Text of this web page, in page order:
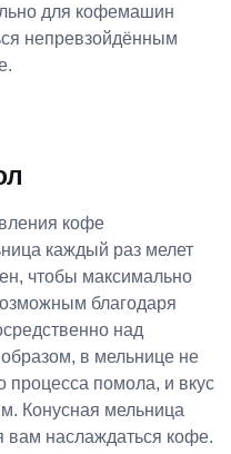
для кофемашин
непревзойдённым
кофе
каждый раз мелет
чтобы максимально
благодаря
над
в мельнице не
процесса помола, и вкус
Конусная мельница
вам наслаждаться кофе.